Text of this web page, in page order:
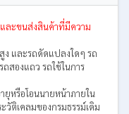
และขนส่งสินค้าที่มีความ
ง และรถดัดแปลงใดๆ รถ
สองแถว รถใช้ในการ
ยุหรือโอนนายหน้าภายใน
ติเคลมของกรมธรรม์เดิม